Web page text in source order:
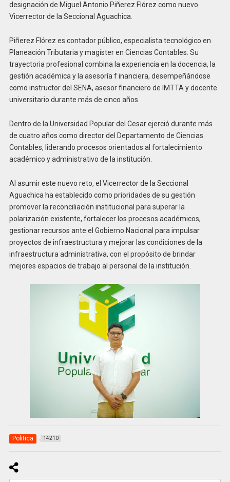
designación de Miguel Antonio Piñerez Flórez como nuevo
Vicerrector de la Seccional Aguachica.
Piñerez Flórez es contador público, especialista tecnológico en
Planeación Tributaria y magíster en Ciencias Contables. Su
trayectoria profesional combina la experiencia en la docencia, la
gestión académica y la asesoría f inanciera, desempeñándose
como instructor del SENA, asesor financiero de IMTTA y docente
universitario durante más de cinco años.
Dentro de la Universidad Popular del Cesar ejerció durante más
de cuatro años como director del Departamento de Ciencias
Contables, liderando procesos orientados al fortalecimiento
académico y administrativo de la institución.
Al asumir este nuevo reto, el Vicerrector de la Seccional
Aguachica ha establecido como prioridades de su gestión
promover la reconciliación institucional para superar la
polarización existente, fortalecer los procesos académicos,
gestionar recursos ante el Gobierno Nacional para impulsar
proyectos de infraestructura y mejorar las condiciones de la
infraestructura administrativa, con el propósito de brindar
mejores espacios de trabajo al personal de la institución.
Politica 14210